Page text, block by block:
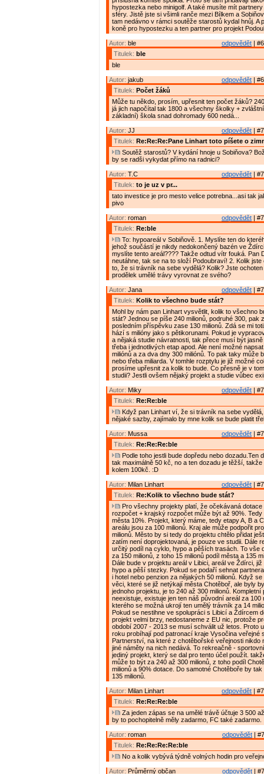
hypostezka nebo minigolf. A také musíte mít
sféry. Jistě jste si všimli ranče mezi Bílkem a
tam nedávno v rámci soutěže starostů kydal hnůj. A
koně pro hypostezku a ten partner pro projekt
odpovědět |
Autor: ble
Titulek: ble
ble
odpovědět |
Autor: jakub
Titulek: Počet žáků
Může tu někdo, prosím, upřesnit ten počet žáků?
já jich napočítal tak 1800 a všechny školky +
základní) škola snad dohromady 600 nedá...
odpovědět |
Autor: JJ
Titulek: Re:Re:Re:Pane Linhart toto píšete o
Soutěž starostů? V kydání hnoje u Sobiňova?
by se radši vykydat přímo na radnici?
odpovědět |
Autor: T.C
Titulek: to je uz v pr...
tato investice je pro mesto velice potrebna...asi tak
pivo
odpovědět |
Autor: roman
Titulek: Re:ble
To: hypoareál v Sobiňově. 1. Myslíte ten do
jehož součástí je nikdy nedokončený bazén ve
myslíte tento areál???? Takže odtud vítr fouká. Pan
neutáhne, tak se na to složí Podoubraví! 2. Kolik jste
to, že si trávník na sebe vydělá? Kolik? Jste
prodělek umělé trávy vyrovnat ze svého?
odpovědět |
Autor: Jana
Titulek: Kolik to všechno bude stát?
Mohl by nám pan Linhart vysvětlit, kolik to všechno
stát? Jednou se píše 240 milionů, podruhé 300, pak
posledním příspěvku zase 130 milionů. Zdá se mi
hází s milióny jako s pětikorunami. Pokud je
a nějaká studie návratnosti, tak přece musí být
třeba i jednotlivých etap apod. Ale není možné
miliónů a za dva dny 300 miliónů. To pak taky může
nebo třeba miliarda. V tomhle rozptylu je již možné
prosíme upřesnit za kolik to bude. Co přesně je v
studii? Jestli ovšem nějaký projekt a studie vůbec
odpovědět |
Autor: Miky
Titulek: Re:Re:ble
Když pan Linhart ví, že si trávník na sebe
nějaké sazby, zajímalo by mne kolik se bude platit
odpovědět |
Autor: Mussa
Titulek: Re:Re:Re:ble
Podle toho jestli bude dopředu nebo dozadu.Ten
tak maximálně 50 kč, no a ten dozadu je těžší, takže
kolem 100kč. :D
odpovědět |
Autor: Milan Linhart
Titulek: Re:Kolik to všechno bude stát?
Pro všechny projekty platí, že očekávaná dotace
rozpočet + krajský rozpočet může být až 90%. Tedy
města 10%. Projekt, který máme, tedy etapy A, B a
areálu jsou za 100 milionů. Kraj ale může podpořit
milionů. Město by si tedy do projektu chtělo přidat
zatím není doprojektovaná, je pouze ve studii. Dále
určitý podíl na cyklo, hypo a pěších trasách. To vše
za 150 milionů, z toho 15 milionů podíl města a 135
Dále bude v projektu areál v Libici, areál ve Ždírci,
hypo a pěší stezky. Pokud se podaří sehnat
i hotel nebo penzion za nějakých 50 milionů. Když
věci, které se již netýkají města Chotěboř, ale byly
jednoho projektu, je to 240 až 300 milionů. Kompletní
neexistuje, existuje jen ten náš původní areál za 100
kterého se možná ukrojí ten umělý trávník za 14
Pokud se nestihne ve spolupráci s Libicí a Ždírcem
projekt velmi brzy, nedostaneme z EU nic, protože
období 2007 - 2013 se musí schválit už letos. Proto
roku probíhají pod patronací kraje Vysočina veřejné
Partnerství, na které z chotěbořské veřejnosti nikdo
jiné náměty na nich nedává. To rekreačně -
jediný projekt, který se dal pro tento účel použít.
může to být za 240 až 300 milionů, z toho podíl
milionů a 90% dotace. Do samotné Chotěboře by
135 milionů.
odpovědět |
Autor: Milan Linhart
Titulek: Re:Re:Re:ble
Za jeden zápas se na umělé trávě účtuje 3 500
by to pochopitelně měly zadarmo, FC také zadarmo.
odpovědět |
Autor: roman
Titulek: Re:Re:Re:Re:ble
No a kolik vybývá týdně volných hodin pro
odpovědět |
Autor: Průměrný občan